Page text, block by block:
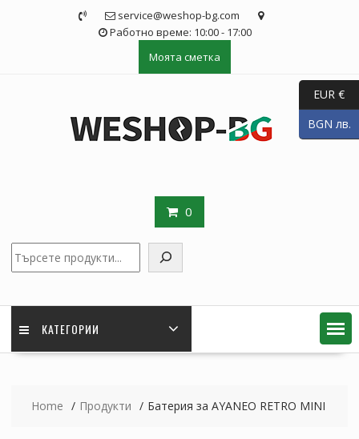
service@weshop-bg.com
Работно време: 10:00 - 17:00
Моята сметка
0
КАТЕГОРИИ
Home Продукти Батерия за AYANEO RETRO MINI
EUR €
BGN лв.